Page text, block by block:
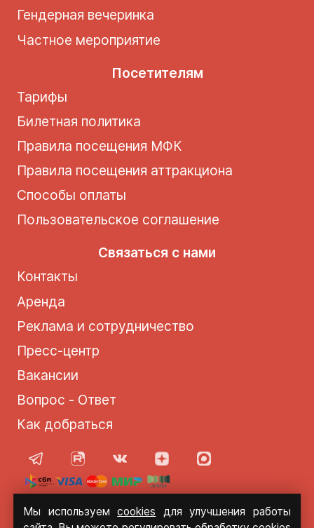
Гендерная вечеринка
Частное мероприятие
Посетителям
Тарифы
Билетная политика
Правила посещения МФК
Правила посещения аттракциона
Способы оплаты
Пользовательское соглашение
Связаться с нами
Контакты
Аренда
Реклама и сотрудничество
Пресс-центр
Вакансии
Вопрос - Ответ
Как добраться
© 2021 - 2026 Солнце Москвы
Мы используемcookies для улучшения работы